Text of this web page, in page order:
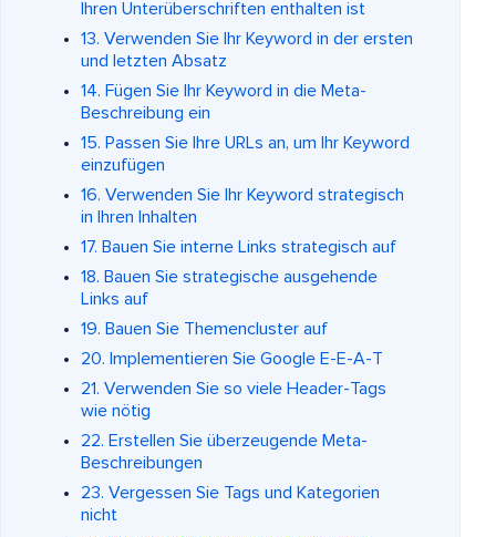
Ihren Unterüberschriften enthalten ist
13. Verwenden Sie Ihr Keyword in der ersten
und letzten Absatz
14. Fügen Sie Ihr Keyword in die Meta-
Beschreibung ein
15. Passen Sie Ihre URLs an, um Ihr Keyword
einzufügen
16. Verwenden Sie Ihr Keyword strategisch
in Ihren Inhalten
17. Bauen Sie interne Links strategisch auf
18. Bauen Sie strategische ausgehende
Links auf
19. Bauen Sie Themencluster auf
20. Implementieren Sie Google E-E-A-T
21. Verwenden Sie so viele Header-Tags
wie nötig
22. Erstellen Sie überzeugende Meta-
Beschreibungen
23. Vergessen Sie Tags und Kategorien
nicht